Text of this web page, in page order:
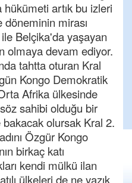
artık bu izleri
mirası
Belçika'da yaşayan
olmaya devam ediyor.
tahtta oturan Kral
Kongo Demokratik
Afrika ülkesinde
sahibi olduğu bir
olursak Kral 2.
Özgür Kongo
birkaç katı
kendi mülkü ilan
ülkeleri de ne yazık